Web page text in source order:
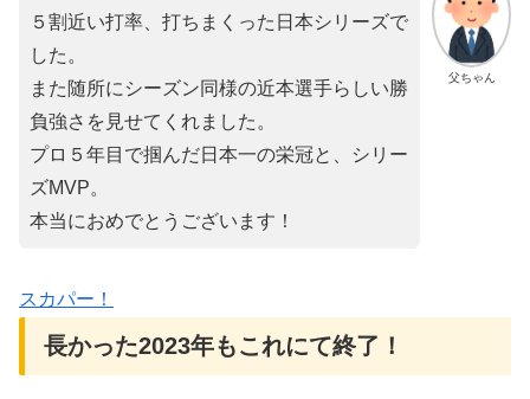
父ちゃん
５割近い打率、打ちまくった日本シリーズで
した。
また随所にシーズン同様の近本選手らしい勝
負強さを見せてくれました。
プロ５年目で掴んだ日本一の栄冠と、シリー
ズMVP。
本当におめでとうございます！
スカパー！
長かった2023年もこれにて終了！